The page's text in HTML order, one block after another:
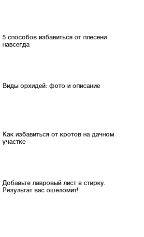
5 способов избавиться от плесени
навсегда
Виды орхидей: фото и описание
Как избавиться от кротов на дачном
участке
Добавьте лавровый лист в стирку.
Результат вас ошеломит!